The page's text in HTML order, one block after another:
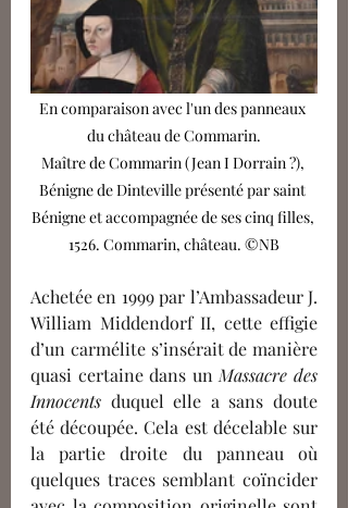
En comparaison avec l'un des panneaux
du château de Commarin.
Maître de Commarin (Jean I Dorrain ?),
Bénigne de Dinteville présenté par saint
Bénigne et accompagnée de ses cinq filles,
1526. Commarin, château. ©NB
Achetée en 1999 par l’Ambassadeur J.
William Middendorf II, cette effigie
d’un carmélite s’insérait de manière
quasi certaine dans un Massacre des
Innocents duquel elle a sans doute
été découpée. Cela est décelable sur
la partie droite du panneau où
quelques traces semblant coïncider